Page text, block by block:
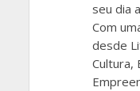
seu dia
Com
desde
Cultura,